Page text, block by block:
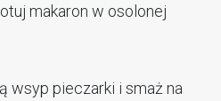
makaron w osolonej
wsyp pieczarki i smaż na